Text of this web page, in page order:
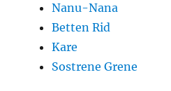
Nanu-Nana
Betten Rid
Kare
Sostrene Grene